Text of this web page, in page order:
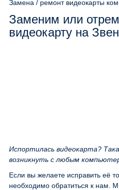
Замена / ремонт видеокарты
Заменим или
видеокарту на
Испортилась видеокарта?
возникнуть с любым
Если вы желаете исправить её
необходимо обратиться к нам.